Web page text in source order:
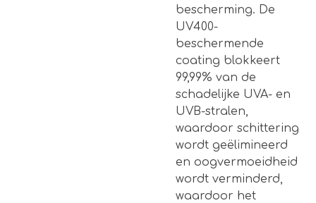
bescherming. De
UV400-
beschermende
coating blokkeert
99,99% van de
schadelijke UVA- en
UVB-stralen,
waardoor schittering
wordt geëlimineerd
en oogvermoeidheid
wordt verminderd,
waardoor het